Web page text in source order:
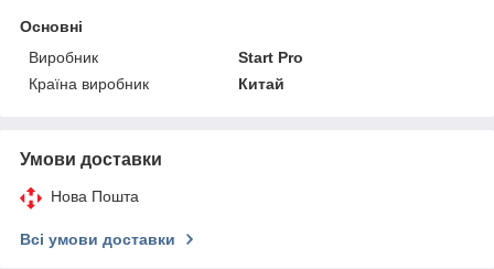
Основні
Виробник
Start Pro
Країна виробник
Китай
Умови доставки
Нова Пошта
Всі умови доставки